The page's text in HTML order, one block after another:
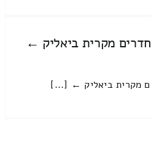
עלות הובלת דירה 2 חדרים מקרית ביאליק ←